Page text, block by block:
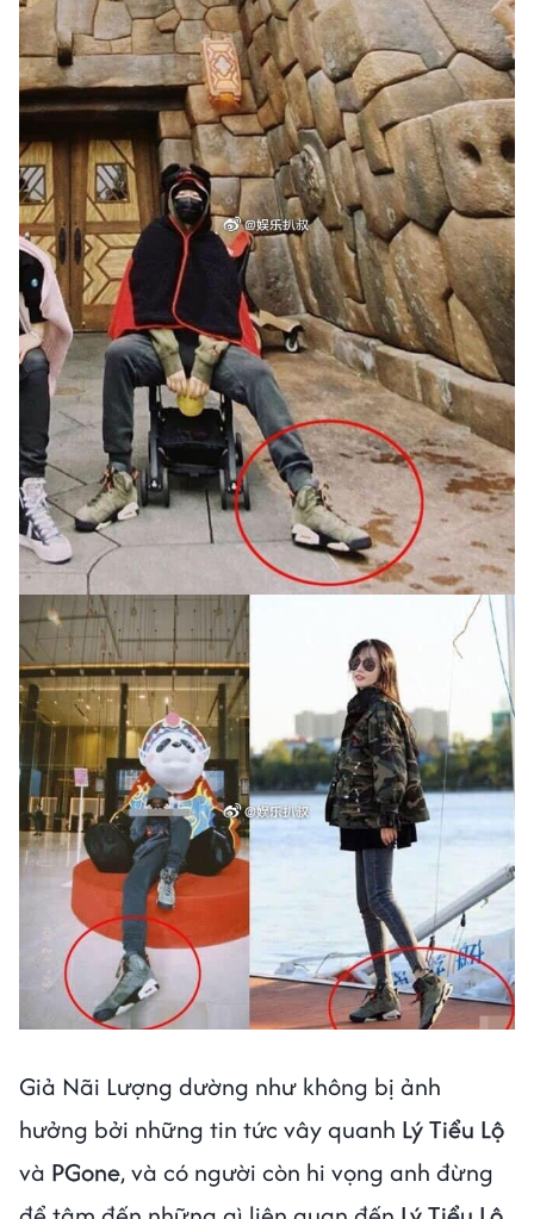
Giả Nãi Lượng dường như không bị ảnh
hưởng bởi những tin tức vây quanh Lý Tiểu Lộ
và PGone, và có người còn hi vọng anh đừng